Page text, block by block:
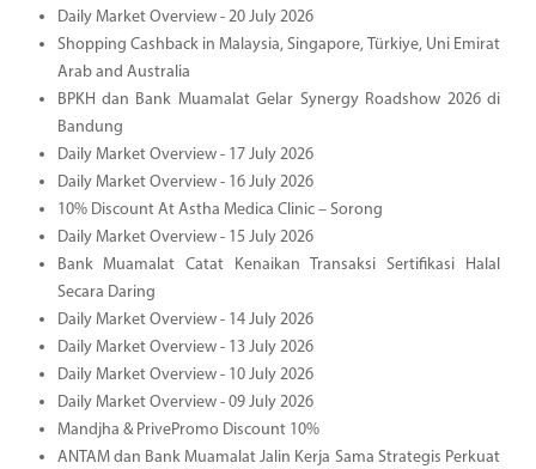
Daily Market Overview - 20 July 2026
Shopping Cashback in Malaysia, Singapore, Türkiye, Uni Emirat
Arab and Australia
BPKH dan Bank Muamalat Gelar Synergy Roadshow 2026 di
Bandung
Daily Market Overview - 17 July 2026
Daily Market Overview - 16 July 2026
10% Discount At Astha Medica Clinic – Sorong
Daily Market Overview - 15 July 2026
Bank Muamalat Catat Kenaikan Transaksi Sertifikasi Halal
Secara Daring
Daily Market Overview - 14 July 2026
Daily Market Overview - 13 July 2026
Daily Market Overview - 10 July 2026
Daily Market Overview - 09 July 2026
Mandjha & PrivePromo Discount 10%
ANTAM dan Bank Muamalat Jalin Kerja Sama Strategis Perkuat